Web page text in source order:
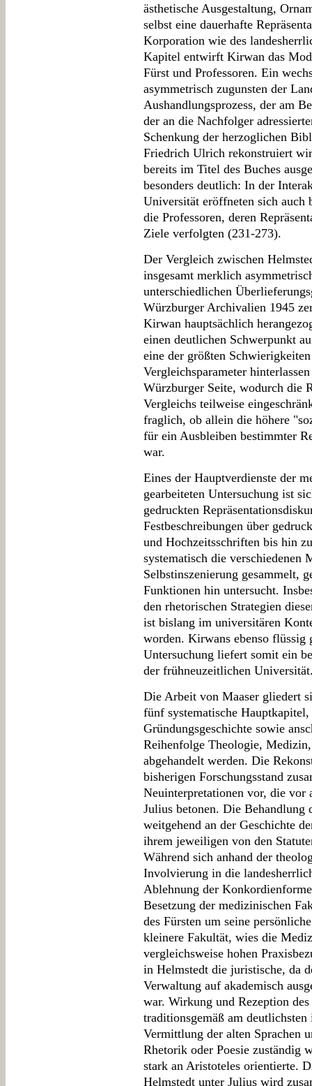
ästhetische Ausgestaltung,
selbst eine dauerhafte
Korporation wie des
Kapitel entwirft Kirwan das
Fürst und Professoren. Ein
asymmetrisch zugunsten der
Aushandlungsprozess, der am
der an die Nachfolger
Schenkung der herzoglichen
Friedrich Ulrich rekonstruiert
bereits im Titel des Buches
besonders deutlich: In der
Universität eröffneten sich auch
die Professoren, deren
Ziele verfolgten (231-273).
Der Vergleich zwischen
insgesamt merklich
unterschiedlichen
Würzburger Archivalien 1945
Kirwan hauptsächlich
einen deutlichen Schwerpunkt
eine der größten
Vergleichsparameter
Würzburger Seite, wodurch die
Vergleichs teilweise
fraglich, ob allein die höhere
für ein Ausbleiben bestimmter
war.
Eines der Hauptverdienste der
gearbeiteten Untersuchung ist
gedruckten
Festbeschreibungen über
und Hochzeitsschriften bis hin
systematisch die verschiedenen
Selbstinszenierung gesammelt,
Funktionen hin untersucht.
den rhetorischen Strategien
ist bislang im universitären
worden. Kirwans ebenso flüssig
Untersuchung liefert somit ein
der frühneuzeitlichen
Die Arbeit von Maaser gliedert
fünf systematische
Gründungsgeschichte sowie
Reihenfolge Theologie,
abgehandelt werden. Die
bisherigen Forschungsstand
Neuinterpretationen vor, die
Julius betonen. Die Behandlung
weitgehend an der Geschichte
ihrem jeweiligen von den
Während sich anhand der
Involvierung in die
Ablehnung der
Besetzung der medizinischen
des Fürsten um seine
kleinere Fakultät, wies die
vergleichsweise hohen
in Helmstedt die juristische, da
Verwaltung auf akademisch
war. Wirkung und Rezeption
traditionsgemäß am
Vermittlung der alten Sprachen
Rhetorik oder Poesie zuständig
stark an Aristoteles orientierte.
Helmstedt unter Julius wird